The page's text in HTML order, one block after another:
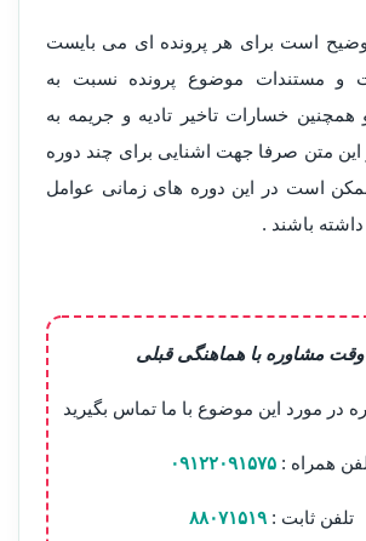
توضیح است برای هر پرونده ای می بایست
و مستندات موضوع پرونده نسبت به
خسارات تاخیر تادیه و جریمه به
متن صرفا جهت اشنایی برای چند دوره
است در این دوره های زمانی عوامل
باشند .
وقت مشاوره با هماهنگی قبلی
در مورد این موضوع با ما تماس بگیرید
همراه :۰۹۱۲۲۰۹۱۵۷۵
تلفن ثابت : ۸۸۰۷۱۵۱۹